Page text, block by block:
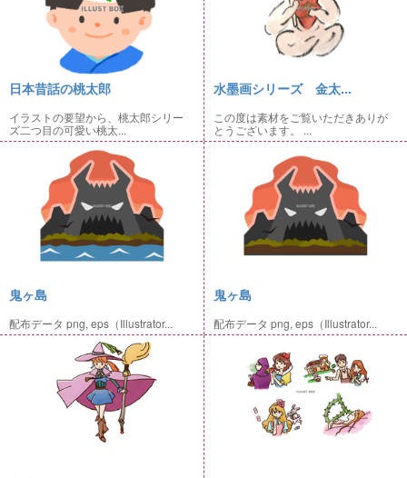
日本昔話の桃太郎
イラストの要望から、桃太郎シリー
ズ二つ目の可愛い桃太...
水墨画シリーズ 金太...
この度は素材をご覧いただきありが
とうございます。 ...
鬼ヶ島
配布データ png, eps（Illustrator...
鬼ヶ島
配布データ png, eps（Illustrator...